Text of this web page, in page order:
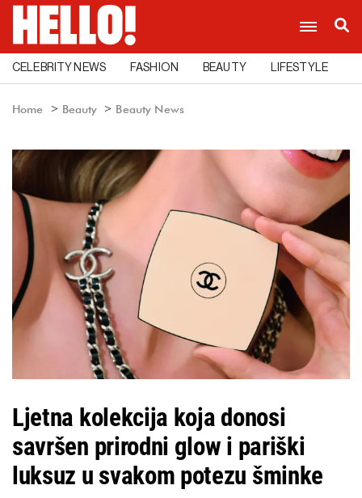
CELEBRITY NEWS FASHION BEAUTY LIFESTYLE
Home Beauty Beauty News
Ljetna kolekcija koja donosi
savršen prirodni glow i pariški
luksuz u svakom potezu šminke